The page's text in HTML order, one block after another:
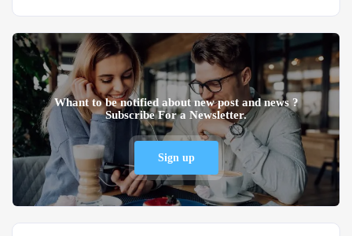
Whant to be notified about new post and news ?
Subscribe For a Newsletter.
Sign up